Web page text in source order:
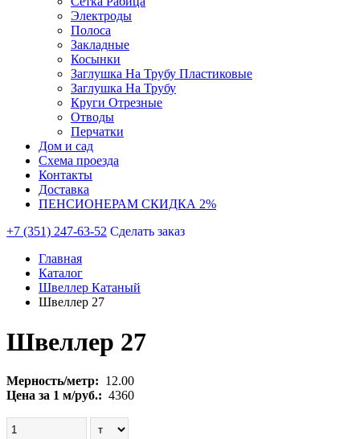
Электроды
Полоса
Закладные
Косынки
Заглушка На Трубу Пластиковые
Заглушка На Трубу
Круги Отрезные
Отводы
Перчатки
Дом и сад
Схема проезда
Контакты
Доставка
ПЕНСИОНЕРАМ СКИДКА 2%
+7 (351) 247-63-52 Сделать заказ
Главная
Каталог
Швеллер Катаный
Швеллер 27
Швеллер 27
Мерность/метр: 12.00
Цена за 1 м/руб.: 4360